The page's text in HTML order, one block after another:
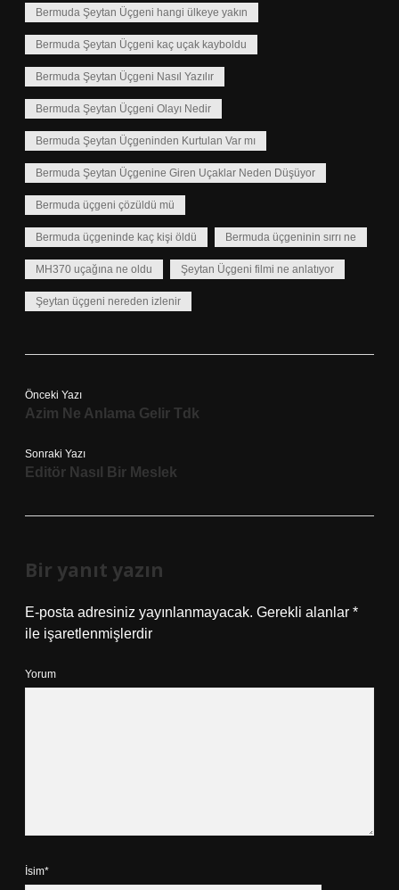
Bermuda Şeytan Üçgeni hangi ülkeye yakın
Bermuda Şeytan Üçgeni kaç uçak kayboldu
Bermuda Şeytan Üçgeni Nasıl Yazılır
Bermuda Şeytan Üçgeni Olayı Nedir
Bermuda Şeytan Üçgeninden Kurtulan Var mı
Bermuda Şeytan Üçgenine Giren Uçaklar Neden Düşüyor
Bermuda üçgeni çözüldü mü
Bermuda üçgeninde kaç kişi öldü Bermuda üçgeninin sırrı ne
MH370 uçağına ne oldu Şeytan Üçgeni filmi ne anlatıyor
Şeytan üçgeni nereden izlenir
Önceki Yazı
Azim Ne Anlama Gelir Tdk
Sonraki Yazı
Editör Nasıl Bir Meslek
Bir yanıt yazın
E-posta adresiniz yayınlanmayacak. Gerekli alanlar *
ile işaretlenmişlerdir
Yorum
İsim*